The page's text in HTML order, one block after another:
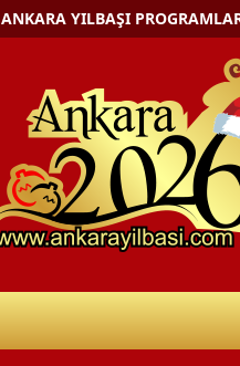
ANKARA YILBAŞI